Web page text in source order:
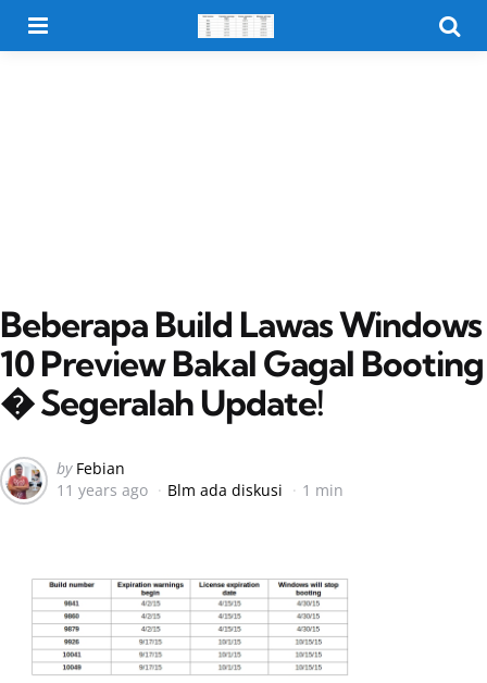
Beberapa Build Lawas Windows
10 Preview Bakal Gagal Booting
� Segeralah Update!
Posted
by
by Febian
11 years ago
Blm ada diskusi 1 min